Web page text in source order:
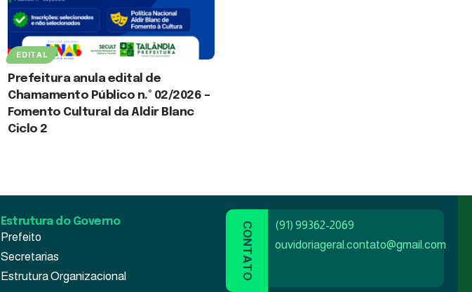
EDITAL
Prefeitura anula edital de
Chamamento Público n.º 02/2026 –
Fomento Cultural da Aldir Blanc
Ciclo 2
Estrutura do Governo
Prefeito
Secretarias
Estrutura Organizacional
(91) 99362-2069
ouvidoriageral.contato@gmail.com